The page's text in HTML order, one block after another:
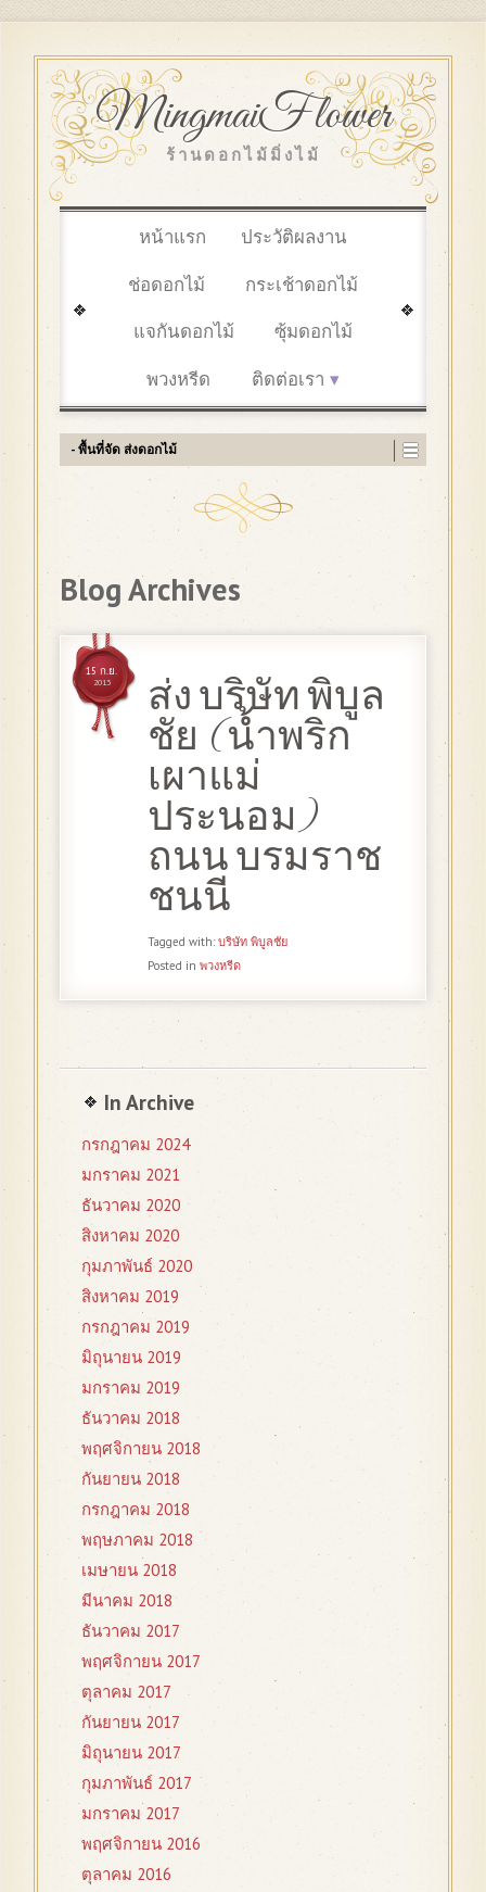
MingmaiFlower
ร้านดอกไม้มิ่งไม้
หน้าแรก
ประวัติผลงาน
ช่อดอกไม้
กระเช้าดอกไม้
แจกันดอกไม้
ซุ้มดอกไม้
พวงหรีด
ติดต่อเรา
- พื้นที่จัด ส่งดอกไม้
Blog Archives
ส่ง บริษัท พิบูล
ชัย (น้ำพริก
เผาแม่
ประนอม)
ถนน บรมราช
ชนนี
15 ก.ย.
2013
Tagged with: บริษัท พิบูลชัย
Posted in พวงหรีด
In Archive
กรกฎาคม 2024
มกราคม 2021
ธันวาคม 2020
สิงหาคม 2020
กุมภาพันธ์ 2020
สิงหาคม 2019
กรกฎาคม 2019
มิถุนายน 2019
มกราคม 2019
ธันวาคม 2018
พฤศจิกายน 2018
กันยายน 2018
กรกฎาคม 2018
พฤษภาคม 2018
เมษายน 2018
มีนาคม 2018
ธันวาคม 2017
พฤศจิกายน 2017
ตุลาคม 2017
กันยายน 2017
มิถุนายน 2017
กุมภาพันธ์ 2017
มกราคม 2017
พฤศจิกายน 2016
ตุลาคม 2016